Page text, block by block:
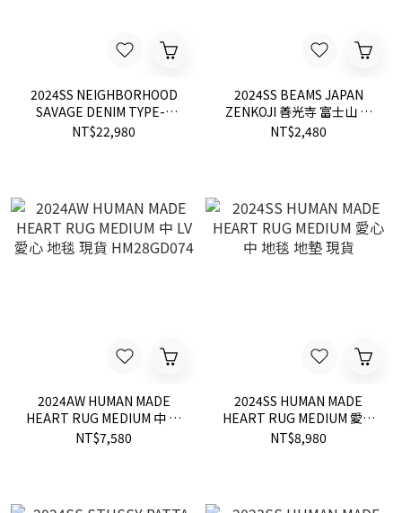
2024SS NEIGHBORHOOD
SAVAGE DENIM TYPE-1
JACKET 破壞 牛仔 外套 現貨
NT$22,980
2024SS BEAMS JAPAN
ZENKOJI 善光寺 富士山 限
定 短T 現貨
NT$2,480
2024AW HUMAN MADE
HEART RUG MEDIUM 中 LV
愛心 地毯 現貨 HM28GD074
NT$7,580
2024SS HUMAN MADE
HEART RUG MEDIUM 愛心
中 地毯 地墊 現貨
NT$8,980